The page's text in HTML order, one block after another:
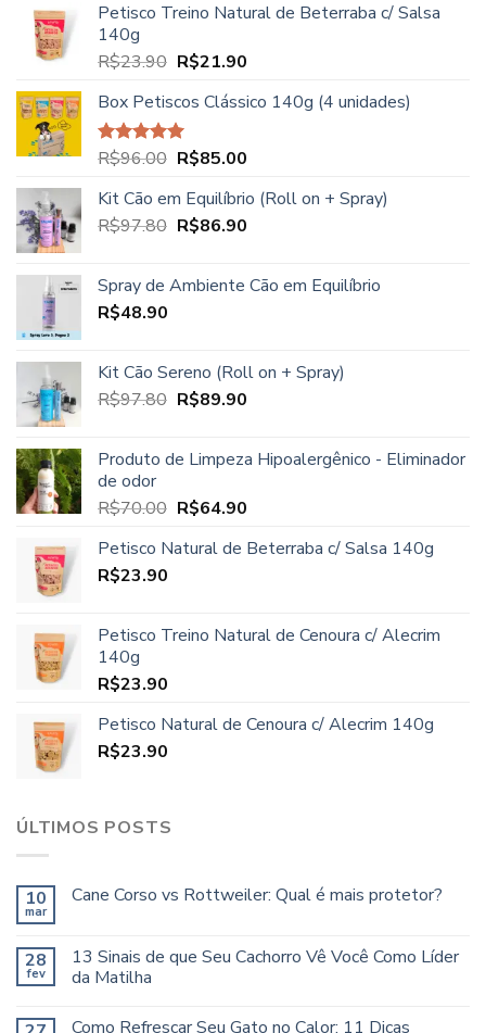
preço:
Petisco Treino Natural de Beterraba c/ Salsa
140g
R$23.90 O
original
era:
R$23.90.
R$21.90O
atual
R$21.90.
Box Petiscos Clássico 140g (4 unidades)
Avaliação
R$96.00 O
original
era:
R$85.00O
atual
é:
Kit Cão em Equilíbrio (Roll on + Spray)
R$97.80 O
era:
R$86.90O
é:
Spray de Ambiente Cão em Equilíbrio
R$48.90
Kit Cão Sereno (Roll on + Spray)
R$97.80 O
era:
R$89.90O
é:
Produto de Limpeza Hipoalergênico - Eliminador
de odor
R$70.00 O
original
R$64.90O
atual
Petisco Natural de Beterraba c/ Salsa 140g
R$23.90
Petisco Treino Natural de Cenoura c/ Alecrim
140g
R$23.90
Petisco Natural de Cenoura c/ Alecrim 140g
R$23.90
ÚLTIMOS POSTS
10
mar
Cane Corso vs Rottweiler: Qual é mais protetor?
28
fev
13 Sinais de que Seu Cachorro Vê Você Como Líder
da Matilha
Como Refrescar Seu Gato no Calor: 11 Dicas